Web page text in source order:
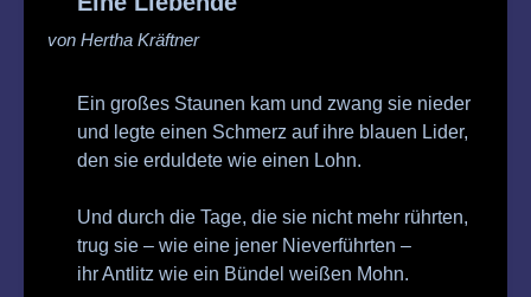
von Hertha Kräftner
Ein großes Staunen kam und zwang sie nieder
und legte einen Schmerz auf ihre blauen Lider,
den sie erduldete wie einen Lohn.
Und durch die Tage, die sie nicht mehr rührten,
trug sie – wie eine jener Nieverführten –
ihr Antlitz wie ein Bündel weißen Mohn.